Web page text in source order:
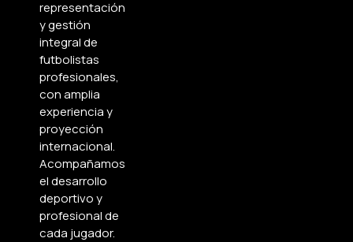
representación
y gestión
integral de
futbolistas
profesionales,
con amplia
experiencia y
proyección
internacional.
Acompañamos
el desarrollo
deportivo y
profesional de
cada jugador.